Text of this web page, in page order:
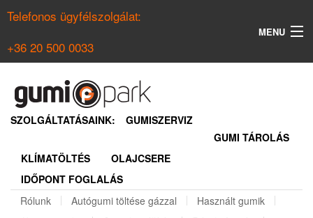
Telefonos ügyfélszolgálat:
+36 20 500 0033
MENU
NYÁRI GUMI KERESŐ
REGISZTRÁCIÓ
SZOLGÁLTATÁSAINK:
GUMISZERVIZ
GUMI TÁROLÁS
KLÍMATÖLTÉS
OLAJCSERE
IDŐPONT FOGLALÁS
Rólunk
Autógumi töltése gázzal
Használt gumik